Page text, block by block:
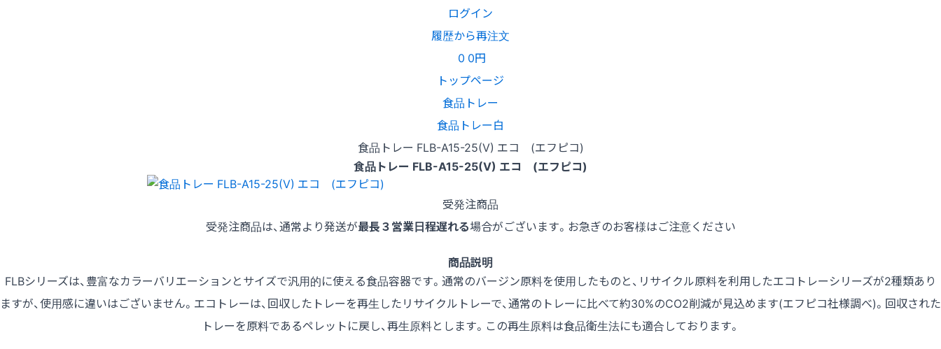
ログイン
履歴から再注文
0 0円
トップページ
食品トレー
食品トレー白
食品トレー FLB-A15-25(V) エコ (エフピコ)
食品トレー FLB-A15-25(V) エコ (エフピコ)
受発注商品
受発注商品は、通常より発送が最長３営業日程遅れる場合がございます。お急ぎのお客様はご注意ください
商品説明
FLBシリーズは、豊富なカラーバリエーションとサイズで汎用的に使える食品容器です。通常のバージン原料を使用したものと、リサイクル原料を利用したエコトレーシリーズが2種類あり
ますが、使用感に違いはございません。エコトレーは、回収したトレーを再生したリサイクルトレーで、通常のトレーに比べて約30%のCO2削減が見込めます(エフピコ社様調べ)。回収された
トレーを原料であるペレットに戻し、再生原料とします。この再生原料は食品衛生法にも適合しております。